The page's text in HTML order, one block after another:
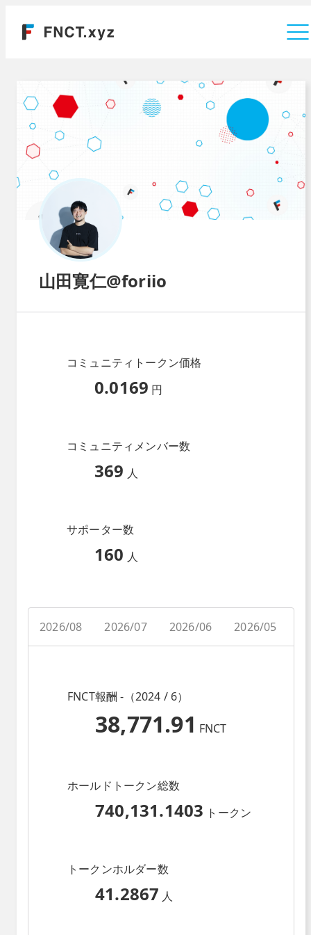
山田寛仁@foriio
コミュニティトークン価格
0.0169 円
コミュニティメンバー数
369 人
サポーター数
160 人
2026/08 2026/07 2026/06 2026/05
FNCT報酬 -（2024 / 6）
38,771.91 FNCT
ホールドトークン総数
740,131.1403 トークン
トークンホルダー数
41.2867 人